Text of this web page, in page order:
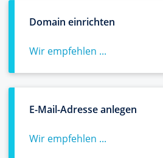
Domain einrichten
Wir empfehlen ...
E-Mail-Adresse anlegen
Wir empfehlen ...